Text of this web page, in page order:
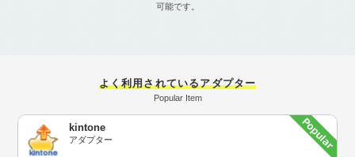
可能です。
よく利用されているアダプター
Popular Item
kintone
アダプター